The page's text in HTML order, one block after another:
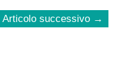
Articolo successivo →